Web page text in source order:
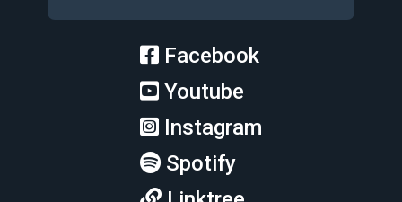
Facebook
Youtube
Instagram
Spotify